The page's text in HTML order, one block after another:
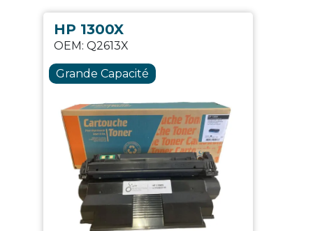
HP 1300X
OEM: Q2613X
Grande Capacité